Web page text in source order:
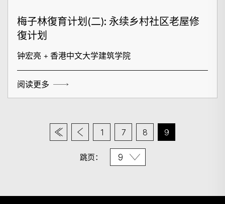
梅子林復育计划(二): 永续乡村社区老屋修
復计划
钟宏亮 + 香港中文大学建筑学院
阅读更多
1 7 8 9
跳页：